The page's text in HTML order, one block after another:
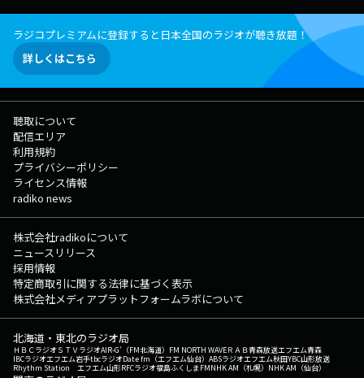
ラジコプレミアムに登録すると日本全国のラジオが聴き放題！
詳しくはこちら
聴取について
配信エリア
利用規約
プライバシーポリシー
ライセンス情報
radiko news
株式会社radikoについて
ニュースリリース
採用情報
特定商取引に関する法律に基づく表示
株式会社メディアプラットフォームラボについて
北海道・東北のラジオ局
ＨＢＣラジオＳＴＶラジオAIR-G'（FM北海道） FM NORTH WAVEＲＡＢ青森放送エフエム青森
IBCラジオエフエム岩手tbcラジオDate fm（エフエム仙台） ABSラジオエフエム秋田YBC山形放送
Rhythm Station エフエム山形RFCラジオ福島ふくしまFMNHK AM（札幌） NHK AM（仙台）